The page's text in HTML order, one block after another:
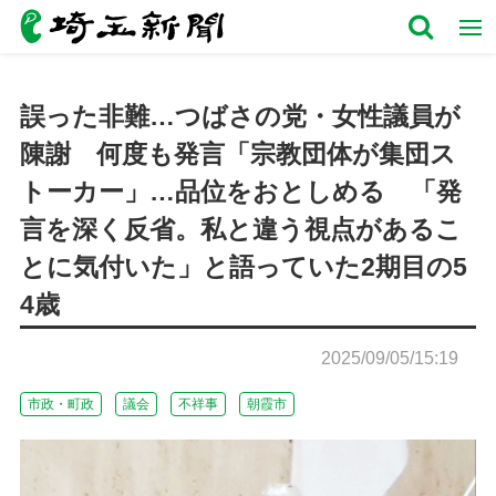
誤った非難…つばさの党・女性議員が
陳謝 何度も発言「宗教団体が集団ス
トーカー」…品位をおとしめる 「発
言を深く反省。私と違う視点があるこ
とに気付いた」と語っていた2期目の5
4歳
2025/09/05/15:19
市政・町政 議会 不祥事 朝霞市